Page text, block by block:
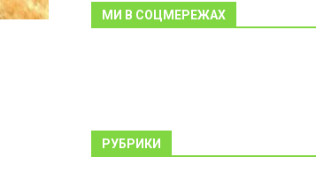
МИ В СОЦМЕРЕЖАХ
РУБРИКИ